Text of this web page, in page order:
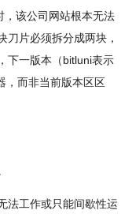
，该公司网站根本无法
刀片必须拆分成两块，
下一版本（bitluni表示
，而非当前版本区区
法工作或只能间歇性运